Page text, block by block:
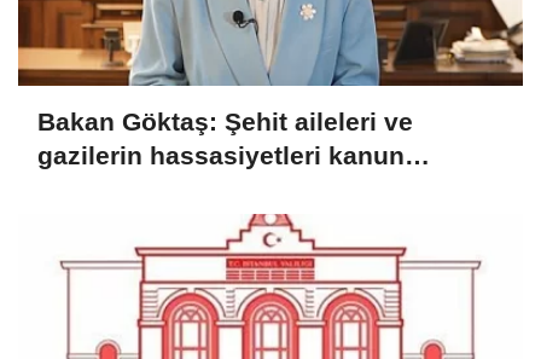
Bakan Göktaş: Şehit aileleri ve
gazilerin hassasiyetleri kanun